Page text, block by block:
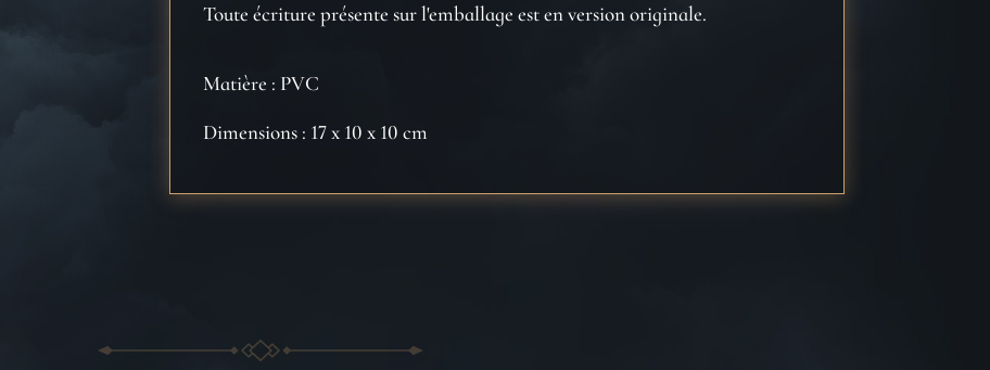
Toute écriture présente sur l'emballage est en version originale.
Matière : PVC
Dimensions : 17 x 10 x 10 cm